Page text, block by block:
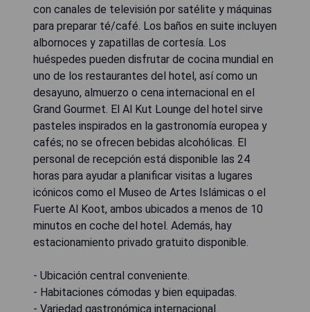
con canales de televisión por satélite y máquinas
para preparar té/café. Los baños en suite incluyen
albornoces y zapatillas de cortesía. Los
huéspedes pueden disfrutar de cocina mundial en
uno de los restaurantes del hotel, así como un
desayuno, almuerzo o cena internacional en el
Grand Gourmet. El Al Kut Lounge del hotel sirve
pasteles inspirados en la gastronomía europea y
cafés; no se ofrecen bebidas alcohólicas. El
personal de recepción está disponible las 24
horas para ayudar a planificar visitas a lugares
icónicos como el Museo de Artes Islámicas o el
Fuerte Al Koot, ambos ubicados a menos de 10
minutos en coche del hotel. Además, hay
estacionamiento privado gratuito disponible.
- Ubicación central conveniente.
- Habitaciones cómodas y bien equipadas.
- Variedad gastronómica internacional.